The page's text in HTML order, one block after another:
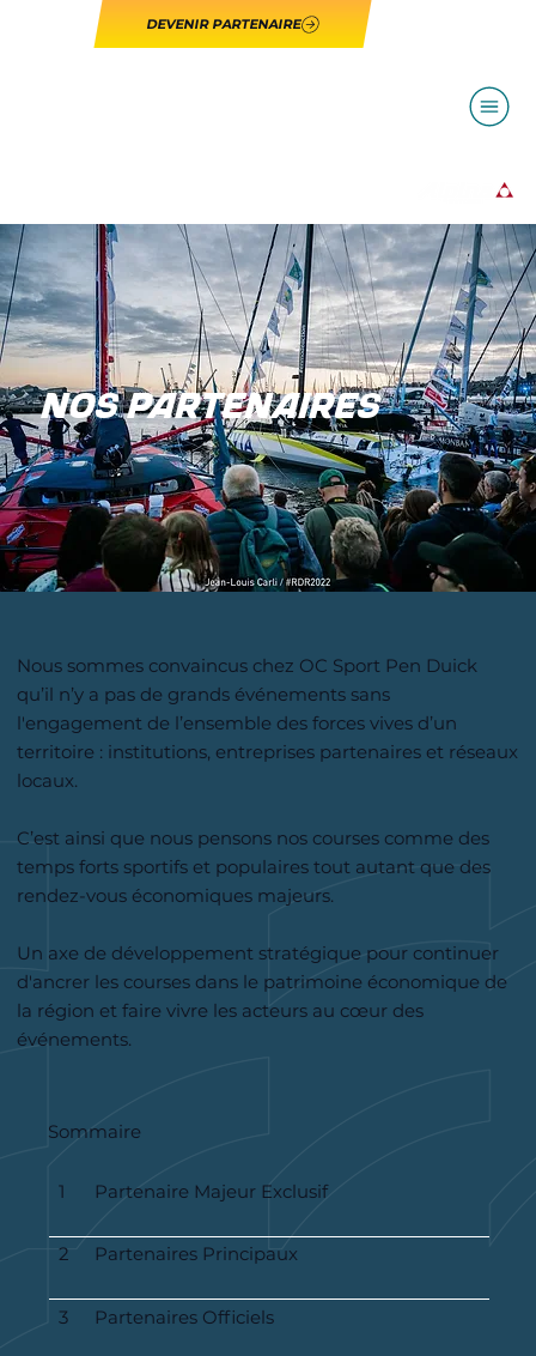
DEVENIR PARTENAIRE
NOS PARTENAIRES
1 Partenaire Majeur Exclusif
2 Partenaires Principaux
3 Partenaires Officiels
Sommaire
Nous sommes convaincus chez OC Sport Pen Duick
qu’il n’y a pas de grands événements sans
l'engagement de l’ensemble des forces vives d’un
territoire : institutions, entreprises partenaires et réseaux
locaux.
C’est ainsi que nous pensons nos courses comme des
temps forts sportifs et populaires tout autant que des
rendez-vous économiques majeurs.
Un axe de développement stratégique pour continuer
d'ancrer les courses dans le patrimoine économique de
la région et faire vivre les acteurs au cœur des
événements.